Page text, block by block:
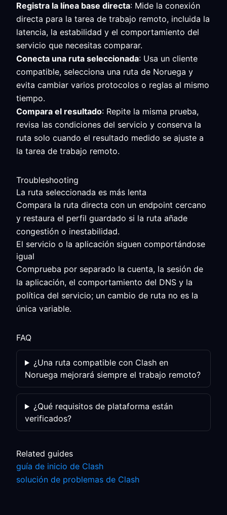
Registra la línea base directa: Mide la conexión
directa para la tarea de trabajo remoto, incluida la
latencia, la estabilidad y el comportamiento del
servicio que necesitas comparar.
Conecta una ruta seleccionada: Usa un cliente
compatible, selecciona una ruta de Noruega y
evita cambiar varios protocolos o reglas al mismo
tiempo.
Compara el resultado: Repite la misma prueba,
revisa las condiciones del servicio y conserva la
ruta solo cuando el resultado medido se ajuste a
la tarea de trabajo remoto.
Troubleshooting
La ruta seleccionada es más lenta
Compara la ruta directa con un endpoint cercano
y restaura el perfil guardado si la ruta añade
congestión o inestabilidad.
El servicio o la aplicación siguen comportándose
igual
Comprueba por separado la cuenta, la sesión de
la aplicación, el comportamiento del DNS y la
política del servicio; un cambio de ruta no es la
única variable.
FAQ
¿Una ruta compatible con Clash en
Noruega mejorará siempre el trabajo remoto?
¿Qué requisitos de plataforma están
verificados?
Related guides
guía de inicio de Clash
solución de problemas de Clash